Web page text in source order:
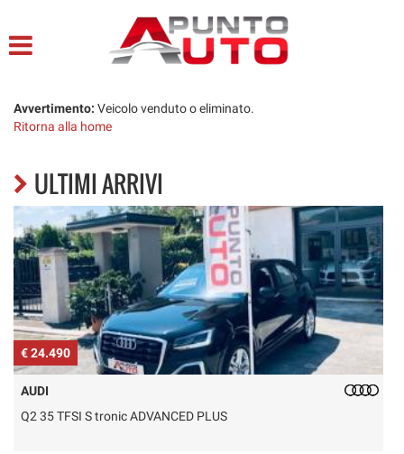
ACQUISTIAMO USATO
ASSISTENZA
CONTATTI
Avvertimento: Veicolo venduto o eliminato.
Ritorna alla home
ULTIMI ARRIVI
€ 24.490
AUDI
Q2 35 TFSI S tronic ADVANCED PLUS